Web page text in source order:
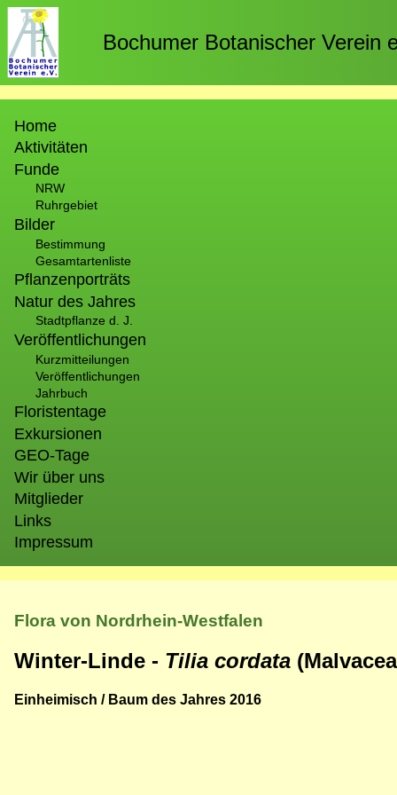
Direkt
zum
Inhalt
Bochumer Botanischer Verein
Home
Aktivitäten
Funde
NRW
Ruhrgebiet
Bilder
Bestimmung
Gesamtartenliste
Pflanzenporträts
Natur des Jahres
Stadtpflanze d. J.
Veröffentlichungen
Kurzmitteilungen
Veröffentlichungen
Jahrbuch
Floristentage
Exkursionen
GEO-Tage
Wir über uns
Mitglieder
Links
Impressum
Flora von Nordrhein-Westfalen
Winter-Linde - Tilia cordata
Einheimisch / Baum des Jahres 2016